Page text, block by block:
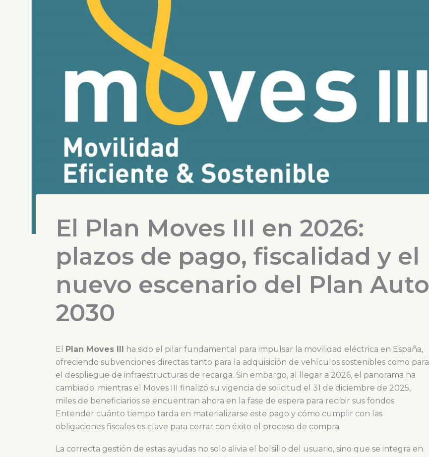
El Plan Moves III en 2026:
plazos de pago, fiscalidad y el
nuevo escenario del Plan Auto
2030
El Plan Moves III
ha sido el pilar fundamental para impulsar la movilidad eléctrica en España,
ofreciendo subvenciones directas tanto para la adquisición de vehículos sostenibles como para
el despliegue de infraestructuras de recarga. Sin embargo, al llegar a 2026, el panorama ha
cambiado: mientras el Moves III finalizó su vigencia de solicitud el 31 de diciembre de 2025,
miles de beneficiarios se encuentran ahora en la fase de espera para recibir sus fondos.
Entender cuánto tiempo tarda en materializarse este pago y cómo cumplir con las
obligaciones fiscales es clave para cerrar con éxito el proceso de compra.
La correcta gestión de estas ayudas no solo alivia el bolsillo del usuario, sino que se integra en